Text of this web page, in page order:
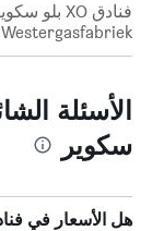
Westergasfabriek أحد أشهر معالم امستردام.
سكوير